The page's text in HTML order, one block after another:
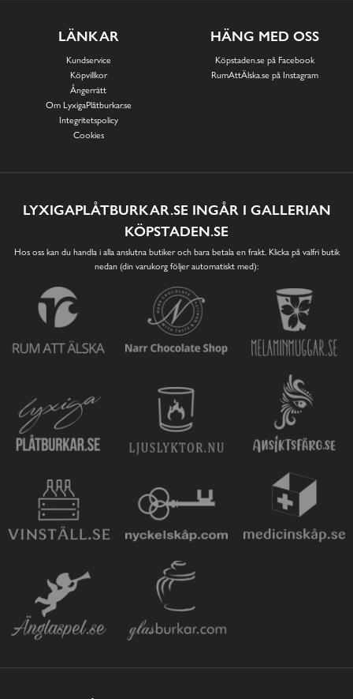
LÄNKAR
Kundservice
Köpvillkor
Ångerrätt
Om LyxigaPlåtburkar.se
Integritetspolicy
Cookies
HÄNG MED OSS
Köpstaden.se på Facebook
RumAttÄlska.se på Instagram
LYXIGAPLÅTBURKAR.SE INGÅR I GALLERIAN
KÖPSTADEN.SE
Hos oss kan du handla i alla anslutna butiker och bara betala en frakt. Klicka på valfri butik
nedan (din varukorg följer automatiskt med):